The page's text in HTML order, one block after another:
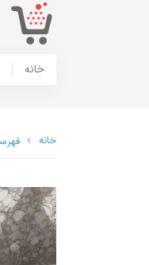
خانه
خانه